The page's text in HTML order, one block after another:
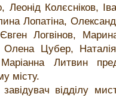
Леонід Колєсніков,
Лопатіна,
Логвінов,
Олена Цубер,
Литвин
місту.
завідувач відділу